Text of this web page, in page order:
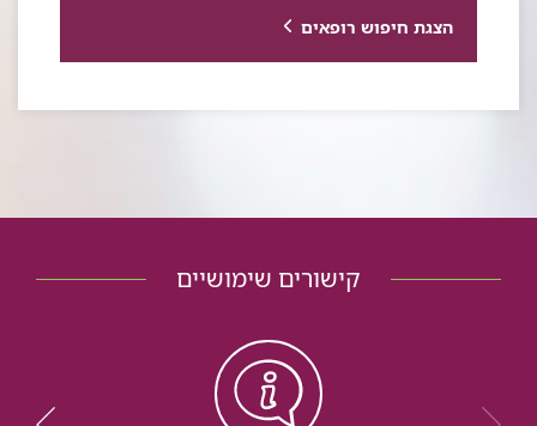
הצגת חיפוש רופאים
קישורים שימושיים